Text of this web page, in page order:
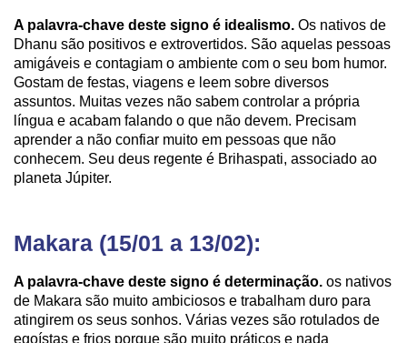
A palavra-chave deste signo é idealismo. Os nativos de
Dhanu são positivos e extrovertidos. São aquelas pessoas
amigáveis e contagiam o ambiente com o seu bom humor.
Gostam de festas, viagens e leem sobre diversos
assuntos. Muitas vezes não sabem controlar a própria
língua e acabam falando o que não devem. Precisam
aprender a não confiar muito em pessoas que não
conhecem. Seu deus regente é Brihaspati, associado ao
planeta Júpiter.
Makara (15/01 a 13/02):
A palavra-chave deste signo é determinação. os nativos
de Makara são muito ambiciosos e trabalham duro para
atingirem os seus sonhos. Várias vezes são rotulados de
egoístas e frios porque são muito práticos e nada